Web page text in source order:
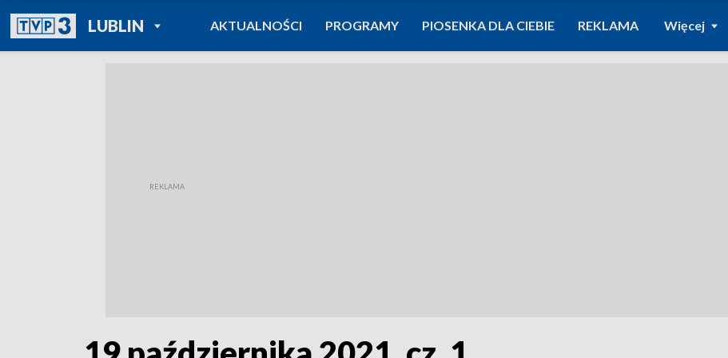
LUBLINPOWRÓT DO
TVP REGIONY
AKTUALNOŚCI PROGRAMY PIOSENKA DLA CIEBIE REKLAMA Więcej